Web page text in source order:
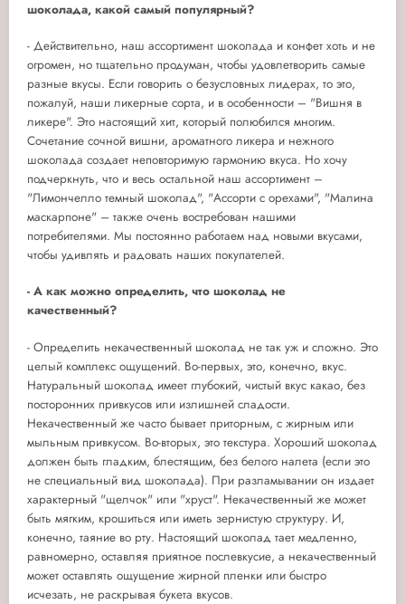
шоколада, какой самый популярный?
- Действительно, наш ассортимент шоколада и конфет хоть и не
огромен, но тщательно продуман, чтобы удовлетворить самые
разные вкусы. Если говорить о безусловных лидерах, то это,
пожалуй, наши ликерные сорта, и в особенности – "Вишня в
ликере". Это настоящий хит, который полюбился многим.
Сочетание сочной вишни, ароматного ликера и нежного
шоколада создает неповторимую гармонию вкуса. Но хочу
подчеркнуть, что и весь остальной наш ассортимент –
"Лимончелло темный шоколад", "Ассорти с орехами", "Малина
маскарпоне" – также очень востребован нашими
потребителями. Мы постоянно работаем над новыми вкусами,
чтобы удивлять и радовать наших покупателей.
- А как можно определить, что шоколад не
качественный?
- Определить некачественный шоколад не так уж и сложно. Это
целый комплекс ощущений. Во-первых, это, конечно, вкус.
Натуральный шоколад имеет глубокий, чистый вкус какао, без
посторонних привкусов или излишней сладости.
Некачественный же часто бывает приторным, с жирным или
мыльным привкусом. Во-вторых, это текстура. Хороший шоколад
должен быть гладким, блестящим, без белого налета (если это
не специальный вид шоколада). При разламывании он издает
характерный "щелчок" или "хруст". Некачественный же может
быть мягким, крошиться или иметь зернистую структуру. И,
конечно, таяние во рту. Настоящий шоколад тает медленно,
равномерно, оставляя приятное послевкусие, а некачественный
может оставлять ощущение жирной пленки или быстро
исчезать, не раскрывая букета вкусов.